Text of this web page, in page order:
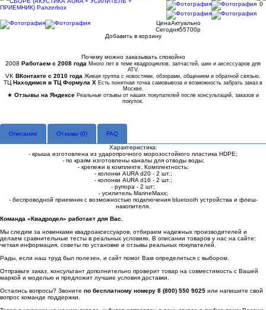
0
ЦенаАктуально
Сегодня55700p
Добавить в корзину
Почему можно заказывать спокойно
2008 Работаем с 2008 года Много лет в теме квадроциклов, запчастей, шин и аксессуаров для
ATV.
VK ВКонтакте с 2010 года Живая группа с новостями, обзорами, общением и обратной связью.
ТЦ Находимся в ТЦ Формула Х Есть понятная точка самовывоза и возможность забрать заказ в
Москве.
★ Отзывы на Яндексе Реальные отзывы от наших покупателей после консультаций, заказов и
покупок.
Описание Отзывы (0) FAQ
Характеристика:
- крыша изготовлена из ударопрочного морозостойкого пластика HDPE;
- по краям изготовлены каналы для отводы воды;
- крепежи в комплекте. Комплектность:
- колонки AURA d20 - 2 шт.;
- колонки AURA d16 - 2 шт.;
- рупора - 2 шт;
- усилитель MarineMaxx;
- беспроводной приемник с возможностью подключения bluеtooth устройства и флеш-
накопителя.
Команда «Квадродел» работает для Вас.
Мы следим за новинками квадроаксессуаров, отбираем надежных производителей и
делаем сравнительные тесты в реальных условиях. В описании товаров у нас на сайте:
четкая информация, советы по установке и отзывы реальных покупателей.
Рады, если наш труд был полезен, и сайт помог Вам определиться с выбором.
Отправьте заказ, консультант дополнительно проверит товар на совместимость с Вашей
маркой и моделью и предложит лучшие условия доставки.
Остались вопросы? Звоните по бесплатному номеру 8 (800) 550 9025 или напишите свой
вопрос команде поддержки.